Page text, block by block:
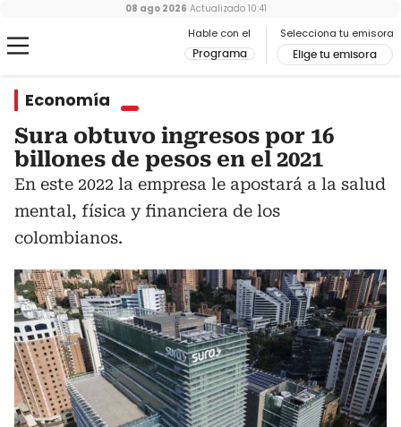
Hable con el
Programa
Selecciona tu emisora
Elige tu emisora
08 ago 2026 Actualizado 10:41
Economía
Sura obtuvo ingresos por 16
billones de pesos en el 2021
En este 2022 la empresa le apostará a la salud
mental, física y financiera de los
colombianos.